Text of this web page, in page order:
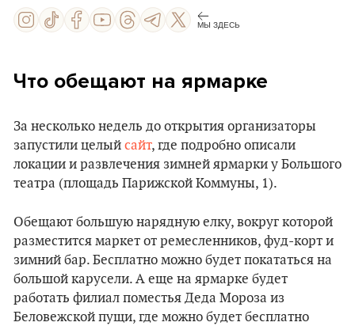
МЫ ЗДЕСЬ
Что обещают на ярмарке
За несколько недель до открытия организаторы
запустили целый сайт, где подробно описали
локации и развлечения зимней ярмарки у Большого
театра (площадь Парижской Коммуны, 1).
Обещают большую нарядную елку, вокруг которой
разместится маркет от ремесленников, фуд-корт и
зимний бар. Бесплатно можно будет покататься на
большой карусели. А еще на ярмарке будет
работать филиал поместья Деда Мороза из
Беловежской пущи, где можно будет бесплатно